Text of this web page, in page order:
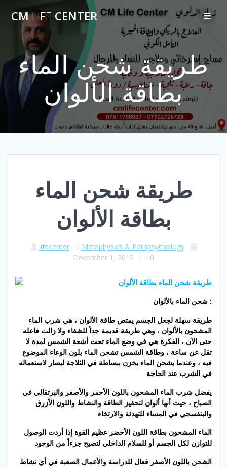
to
content
CMLIFE CENTER
طريقة شحن الماء
بطاقة الألوان
طريقة شحن الماء
بطاقة الألوان
lifecenter
Metaphysics & Parapsychology
December 1, 2015 | 0
شحن الماء بالألوان :
طريقة سهلة لجعل الجسم يمتص طاقة الألوان ، هي شرب الماء
المشحون بالألوان ، وهي طريقة قديمة جداً للشفاء ولا زالت فاعله
حتى الآن ، الفكرة هي في وضع الماء تحت أشعة الشمس لمدة لا
تقل عن ساعة ، وطاقة الشمس تشحن الماء بلون الوعاء الموضوع
فيه ، وعندما يشحن الماء يخزن ببساطة في الثلاجة ليصار لاستعماله
في الشرب عند الحاجة
يفضل شرب الماء المشحون باللون الأحمر والأصفر والبرتقالي في
الصباح ، حيث أنها ألوان لتحفيز الطاقة والنشاط واللون الأزرق
والبنفسجي في المساء للتهدئة والارتخاء
الماء المشحون بطاقة اللون الأخضر عظيم القوة إذا أردت الوصول
للتوازن لكل الجسم أو للسلام الداخلي لتصبح جزءاً من الوجود
الشحن باللون الأصفر فعال للدراسة والأعمال الصعبة في أي نشاط